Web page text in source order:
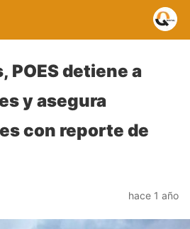
POES detiene a
y asegura
con reporte de
hace 1 año